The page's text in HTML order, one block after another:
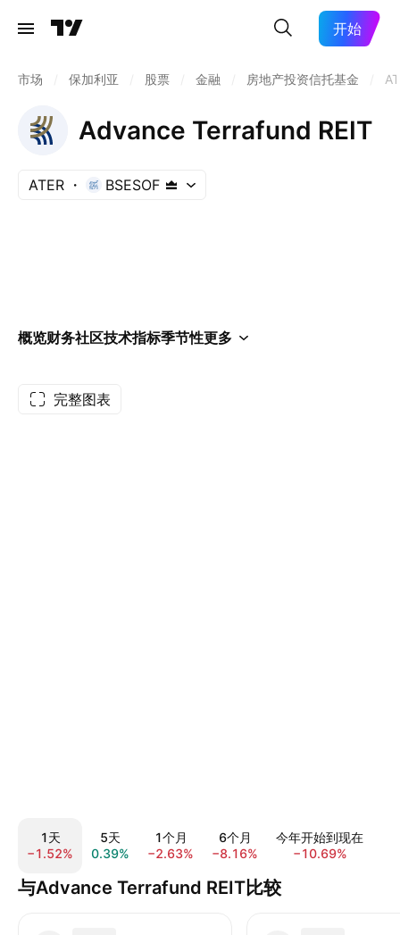
开始
市场 保加利亚 股票 金融 房地产投资信托基金
Advance Terrafund REIT
ATER BSESOF
概览财务社区技术指标季节性更多
完整图表
1天
−1.52%
5天
0.39%
1个月
−2.63%
6个月
−8.16%
今年开始到现在
−10.69%
与Advance Terrafund REIT比较